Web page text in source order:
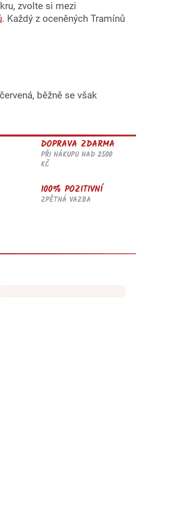
zvolte si mezi
. Každý z oceněných Tramínů
běžně se však
DOPRAVA ZDARMA
PŘI NÁKUPU NAD 2500
KČ
100% POZITIVNÍ
ZPĚTNÁ VAZBA